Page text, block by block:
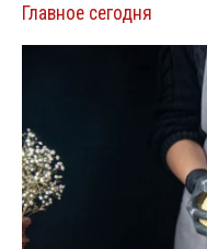
Главное сегодня